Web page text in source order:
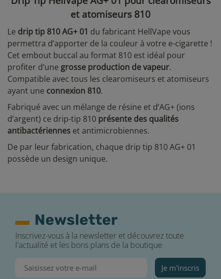
et atomiseurs 810
Le drip tip 810 AG+ 01 du fabricant HellVape vous
permettra d’apporter de la couleur à votre e-cigarette !
Cet embout buccal au format 810 est idéal pour
profiter d’une grosse production de vapeur.
Compatible avec tous les clearomiseurs et atomiseurs
ayant une connexion 810.
Fabriqué avec un mélange de résine et d’AG+ (ions
d’argent) ce drip-tip 810 présente des qualités
antibactériennes et antimicrobiennes.
De par leur fabrication, chaque drip tip 810 AG+ 01
possède un design unique.
Newsletter
Inscrivez-vous à la newsletter et découvrez toute
l'actualité et les bons plans de la boutique
Je m'inscris